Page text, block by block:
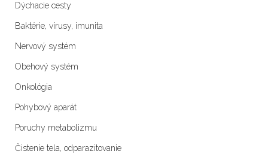
Dýchacie cesty
Baktérie, vírusy, imunita
Nervový systém
Obehový systém
Onkológia
Pohybový aparát
Poruchy metabolizmu
Čistenie tela, odparazitovanie